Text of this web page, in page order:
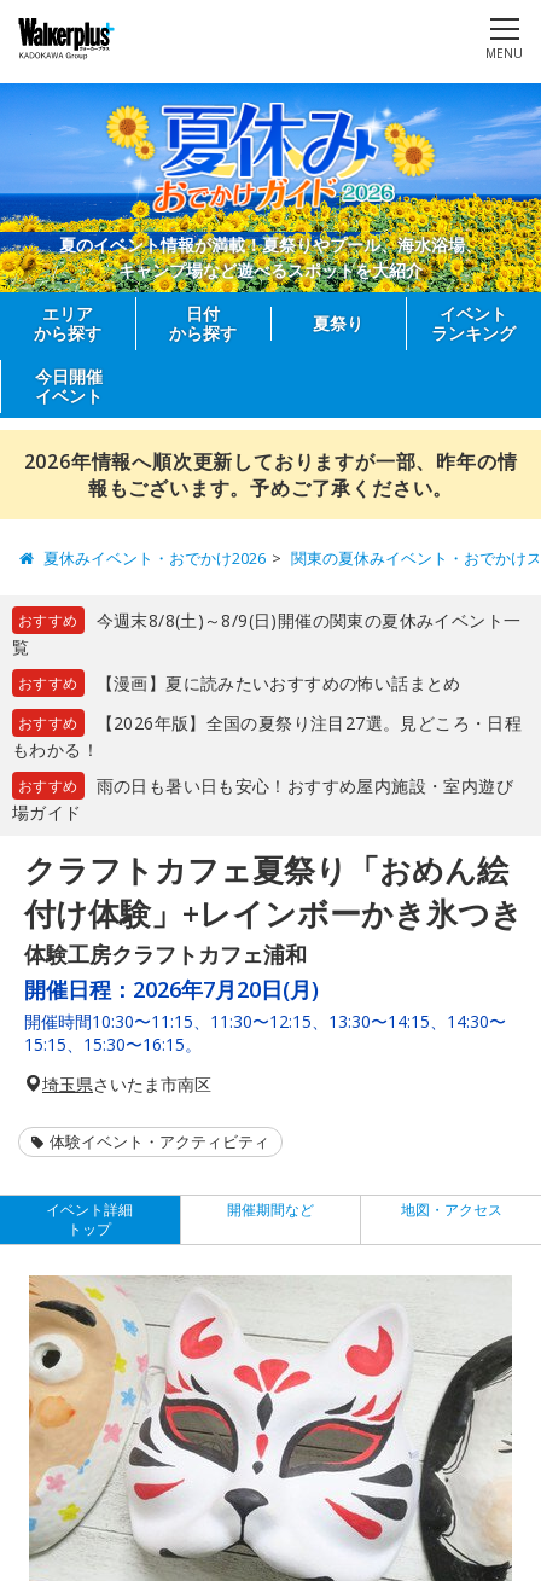
MENU
夏のイベント情報が満載！夏祭りやプール、海水浴場、
キャンプ場など遊べるスポットを大紹介
エリア
から探す
日付
から探す
夏祭り
イベント
ランキング
今日開催
イベント
2026年情報へ順次更新しておりますが一部、昨年の情
報もございます。予めご了承ください。
夏休みイベント・おでかけ2026 関東の夏休みイベント・おでかけ
おすすめ
今週末8/8(土)～8/9(日)開催の関東の夏休みイベント一
覧
おすすめ 【漫画】夏に読みたいおすすめの怖い話まとめ
おすすめ
【2026年版】全国の夏祭り注目27選。見どころ・日程
もわかる！
おすすめ
雨の日も暑い日も安心！おすすめ屋内施設・室内遊び
場ガイド
クラフトカフェ夏祭り「おめん絵
付け体験」+レインボーかき氷つき
体験工房クラフトカフェ浦和
開催日程： 2026年7月20日(月)
開催時間10:30〜11:15、11:30〜12:15、13:30〜14:15、14:30〜
15:15、15:30〜16:15。
埼玉県さいたま市南区
体験イベント・アクティビティ
イベント詳細
トップ
開催期間など 地図・アクセス